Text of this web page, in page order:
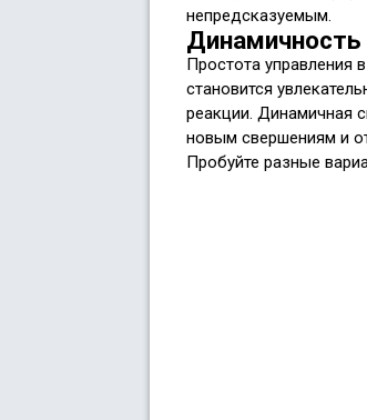
непредсказуемым.
Динамичность
Простота управления
становится
реакции. Динамичная
новым свершениям и
Пробуйте разные